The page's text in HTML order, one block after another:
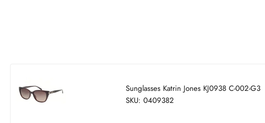
Sunglasses Katrin Jones KJ0938 C-002-G3
SKU: 0409382